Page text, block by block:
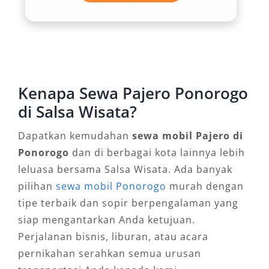
berkelas, mendukung penampilan Anda di
Ponorogo memiliki kondisi jalan bervariasi,
medan menantang. Pajero hadir dengan
kemampuan kendaraan off-road Ponorogo,
memastikan perjalanan tetap lancar dan aman
di berbagai kondisi.
5. Opsi 4×4 dan 4×2 Sesuai
Kebutuhan
Kenapa Sewa Pajero Ponorogo
di Salsa Wisata?
Dapatkan kemudahan sewa mobil Pajero di
Ponorogo dan di berbagai kota lainnya lebih
leluasa bersama Salsa Wisata. Ada banyak
pilihan sewa mobil Ponorogo murah dengan
tipe terbaik dan sopir berpengalaman yang
siap mengantarkan Anda ketujuan.
Perjalanan bisnis, liburan, atau acara
pernikahan serahkan semua urusan